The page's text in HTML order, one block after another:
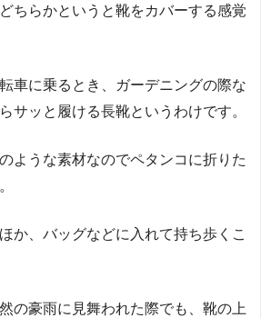
ちらかというと靴をカバーする感覚
車に乗るとき、ガーデニングの際な
サッと履ける長靴というわけです。
ような素材なのでペタンコに折りた
か、バッグなどに入れて持ち歩くこ
の豪雨に見舞われた際でも、靴の上